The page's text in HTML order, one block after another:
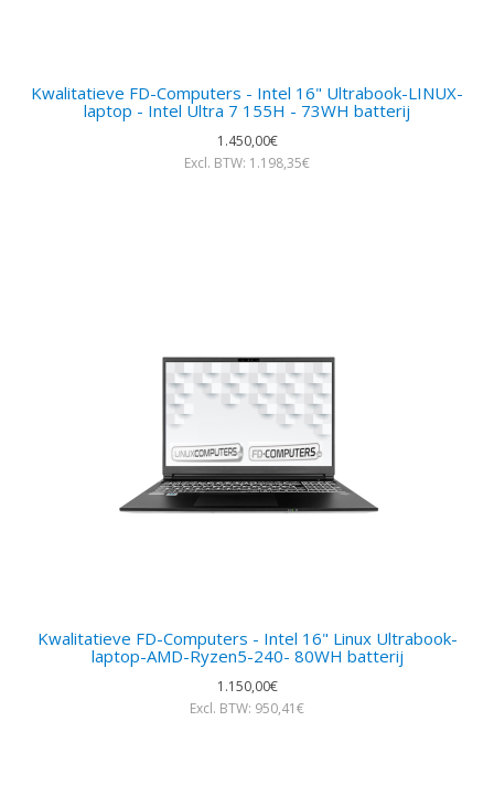
Kwalitatieve FD-Computers - Intel 16" Ultrabook-LINUX-
laptop - Intel Ultra 7 155H - 73WH batterij
1.450,00€
Excl. BTW: 1.198,35€
Kwalitatieve FD-Computers - Intel 16" Linux Ultrabook-
laptop-AMD-Ryzen5-240- 80WH batterij
1.150,00€
Excl. BTW: 950,41€